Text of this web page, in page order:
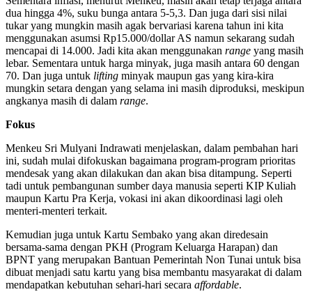
dua hingga 4%, suku bunga antara 5-5,3. Dan juga dari sisi nilai
tukar yang mungkin masih agak bervariasi karena tahun ini kita
menggunakan asumsi Rp15.000/dollar AS namun sekarang sudah
mencapai di 14.000. Jadi kita akan menggunakan range yang masih
lebar. Sementara untuk harga minyak, juga masih antara 60 dengan
70. Dan juga untuk lifting minyak maupun gas yang kira-kira
mungkin setara dengan yang selama ini masih diproduksi, meskipun
angkanya masih di dalam range.
Fokus
Menkeu Sri Mulyani Indrawati menjelaskan, dalam pembahan hari
ini, sudah mulai difokuskan bagaimana program-program prioritas
mendesak yang akan dilakukan dan akan bisa ditampung. Seperti
tadi untuk pembangunan sumber daya manusia seperti KIP Kuliah
maupun Kartu Pra Kerja, vokasi ini akan dikoordinasi lagi oleh
menteri-menteri terkait.
Kemudian juga untuk Kartu Sembako yang akan diredesain
bersama-sama dengan PKH (Program Keluarga Harapan) dan
BPNT yang merupakan Bantuan Pemerintah Non Tunai untuk bisa
dibuat menjadi satu kartu yang bisa membantu masyarakat di dalam
mendapatkan kebutuhan sehari-hari secara affordable.